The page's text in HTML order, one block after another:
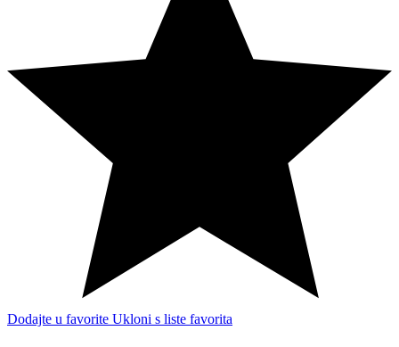
Dodajte u favorite Ukloni s liste favorita